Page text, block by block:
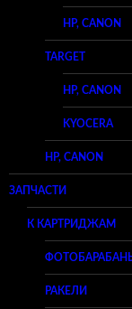
HP, CANON
TARGET
HP, CANON
KYOCERA
HP, CANON
ЗАПЧАСТИ
К КАРТРИДЖАМ
РАКЕЛИ